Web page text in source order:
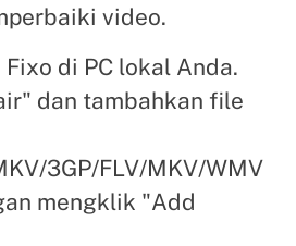
video.
Fixo di PC lokal Anda.
dan tambahkan file
3GP/FLV/MKV/WMV
mengklik "Add